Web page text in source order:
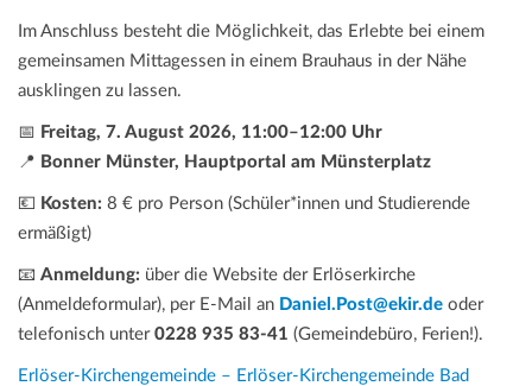
Im Anschluss besteht die Möglichkeit, das Erlebte bei einem
gemeinsamen Mittagessen in einem Brauhaus in der Nähe
ausklingen zu lassen.
📅 Freitag, 7. August 2026, 11:00–12:00 Uhr
📍 Bonner Münster, Hauptportal am Münsterplatz
💶 Kosten: 8 € pro Person (Schüler*innen und Studierende
ermäßigt)
📧 Anmeldung: über die Website der Erlöserkirche
(Anmeldeformular), per E-Mail an Daniel.Post@ekir.de oder
telefonisch unter 0228 935 83-41 (Gemeindebüro, Ferien!).
Erlöser-Kirchengemeinde – Erlöser-Kirchengemeinde Bad